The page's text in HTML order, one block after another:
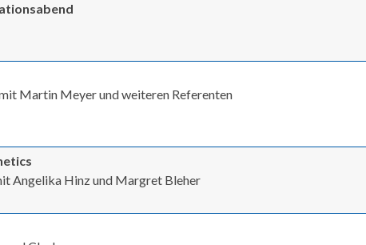
Martin Meyer und weiteren Referenten
Angelika Hinz und Margret Bleher